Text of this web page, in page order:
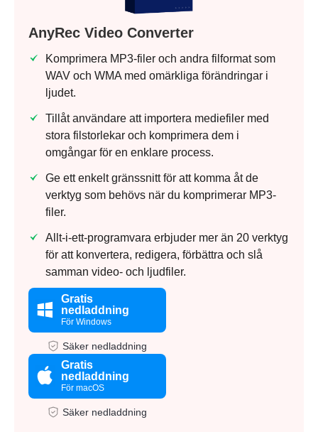
AnyRec Video Converter
Komprimera MP3-filer och andra filformat som
WAV och WMA med omärkliga förändringar i
ljudet.
Tillåt användare att importera mediefiler med
stora filstorlekar och komprimera dem i
omgångar för en enklare process.
Ge ett enkelt gränssnitt för att komma åt de
verktyg som behövs när du komprimerar MP3-
filer.
Allt-i-ett-programvara erbjuder mer än 20 verktyg
för att konvertera, redigera, förbättra och slå
samman video- och ljudfiler.
Gratis
nedladdning
För Windows
Säker nedladdning
Gratis
nedladdning
För macOS
Säker nedladdning